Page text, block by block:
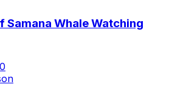
Samana Whale Watching